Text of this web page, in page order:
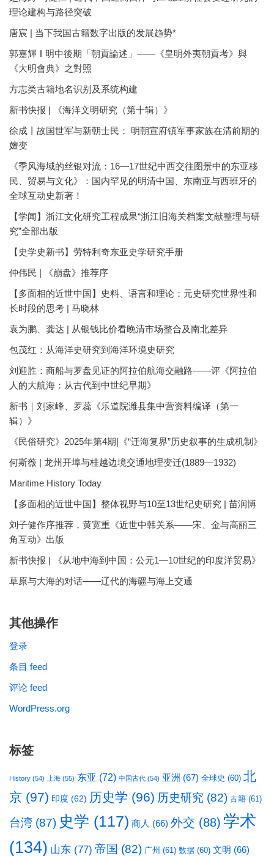
理论建构与路径突破
唐宸 | 当下我国古籍数字出版的发展趋势*
郭嘉輝 ‖ 明中後期「朝貢論述」——《皇明外夷朝貢考》與
《大明會典》之對照
方志类古籍地名识别及系统构建
新书快报 | 《海洋文明研究（第十辑）》
徐成丨故国世军与新朝士民： 明朝宣府镇军事家族在清前期的
嬗变
《季风海域的丝银对流：16—17世纪中西交往图景中的东亚移
民、贸易与文化》：国内罕见的明清中国、东南亚与西班牙的
全球互动史新著！
【学闻】浙江文化研究工程成果“浙江旧海关档案文献整理与研
究”全部出版
【史学史新书】劳特利奇东亚史学研究手册
仲伟民 | 《崩盘》推荐序
【多面相的近世中国】史料、语言和理论：元史研究世界性和
长时段的思考 | 马晓林
袁为鹏、龚达 | 从银钱比价看晚清市场整合及南北差异
包茂红：从海洋史研究到海洋环境史研究
刘迎胜：商船与罗盘见证的阿拉伯航海交融路——评《阿拉伯
人的大航海：从古代到中世纪早期》
新书｜刘家峰、罗蕊《乐道院潍县集中营资料编译（第一
辑）》
《民俗研究》2025年第4期|《“迁海复界”历史叙事的生成机制》
何斯薇 | 龙州开埠与桂越边境交通地理变迁(1889—1932)
Maritime History Today
【多面相的近世中国】整体视野与10至13世纪史研究 | 苗润博
刘子健作序推荐，黄宽重《近世中韩关系——宋、金与高丽三
角互动》出版
新书快报 | 《从地中海到中国：公元1—10世纪的印度洋贸易》
草原与大海的对话——辽代的海疆与海上交通
其他操作
登录
条目 feed
评论 feed
WordPress.org
标签
History (54) 上海 (55) 东亚 (72) 中国古代 (54) 亚洲 (67) 全球史 (60) 北
京 (97) 印度 (62) 历史学 (96) 历史研究 (82) 古籍 (61)
台湾 (87) 史学 (117) 商人 (66) 外交 (88) 学术
(134) 山东 (77) 帝国 (82) 广州 (61) 数据 (60) 文明 (66)